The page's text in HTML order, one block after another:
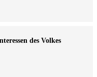
des Volkes